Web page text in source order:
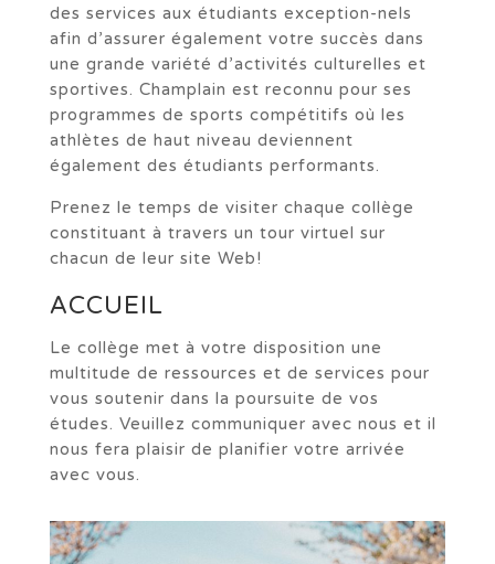
des services aux étudiants exception-nels
afin d’assurer également votre succès dans
une grande variété d’activités culturelles et
sportives. Champlain est reconnu pour ses
programmes de sports compétitifs où les
athlètes de haut niveau deviennent
également des étudiants performants.
Prenez le temps de visiter chaque collège
constituant à travers un tour virtuel sur
chacun de leur site Web!
ACCUEIL
Le collège met à votre disposition une
multitude de ressources et de services pour
vous soutenir dans la poursuite de vos
études. Veuillez communiquer avec nous et il
nous fera plaisir de planifier votre arrivée
avec vous.